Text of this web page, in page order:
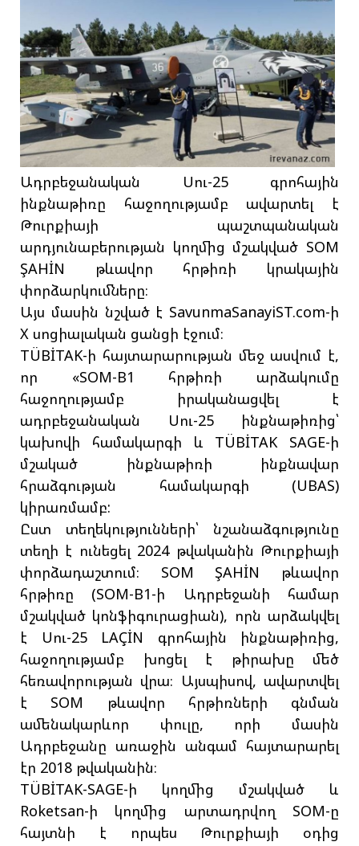
Ադրբեջանական Սու-25 գրոհային
ինքնաթիռը հաջողությամբ ավարտել է
Թուրքիայի պաշտպանական
արդյունաբերության կողմից մշակված SOM
ŞAHİN թևավոր հրթիռի կրակային
փորձարկումները։
Այս մասին նշված է SavunmaSanayiST.com-ի
X սոցիալական ցանցի էջում։
TÜBİTAK-ի հայտարարության մեջ ասվում է,
որ «SOM-B1 հրթիռի արձակումը
հաջողությամբ իրականացվել է
ադրբեջանական Սու-25 ինքնաթիռից՝
կախովի համակարգի և TÜBİTAK SAGE-ի
մշակած ինքնաթիռի ինքնավար
հրաձգության համակարգի (UBAS)
կիրառմամբ:
Ըստ տեղեկությունների՝ նշանաձգությունը
տեղի է ունեցել 2024 թվականին Թուրքիայի
փորձադաշտում։ SOM ŞAHİN թևավոր
հրթիռը (SOM-B1-ի Ադրբեջանի համար
մշակված կոնֆիգուրացիան), որն արձակվել
է Սու-25 LAÇİN գրոհային ինքնաթիռից,
հաջողությամբ խոցել է թիրախը մեծ
հեռավորության վրա։ Այսպիսով, ավարտվել
է SOM թևավոր հրթիռների գնման
ամենակարևոր փուլը, որի մասին
Ադրբեջանը առաջին անգամ հայտարարել
էր 2018 թվականին։
TÜBİTAK-SAGE-ի կողմից մշակված և
Roketsan-ի կողմից արտադրվող SOM-ը
հայտնի է որպես Թուրքիայի օդից